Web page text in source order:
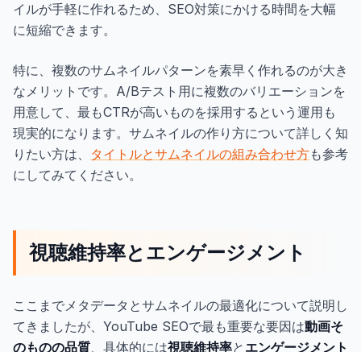
イルが手軽に作れるため、SEO対策にかける時間を大幅
に短縮できます。
特に、複数のサムネイルパターンを素早く作れるのが大き
なメリットです。A/Bテスト用に複数のバリエーションを
用意して、最もCTRが高いものを採用するという運用も
現実的になります。サムネイルの作り方について詳しく知
りたい方は、 タイトルとサムネイルの組み合わせ方も参考
にしてみてください。
視聴維持率とエンゲージメント
ここまでメタデータとサムネイルの最適化について説明し
てきましたが、YouTube SEOで最も重要な要因は動画そ
のものの品質、具体的には視聴維持率と エンゲージメント